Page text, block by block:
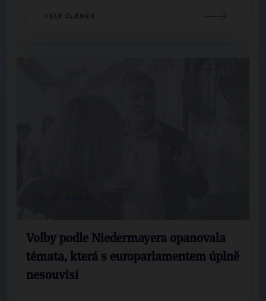
CELÝ ČLÁNEK
Volby podle Niedermayera opanovala
témata, která s europarlamentem úplně
nesouvisí